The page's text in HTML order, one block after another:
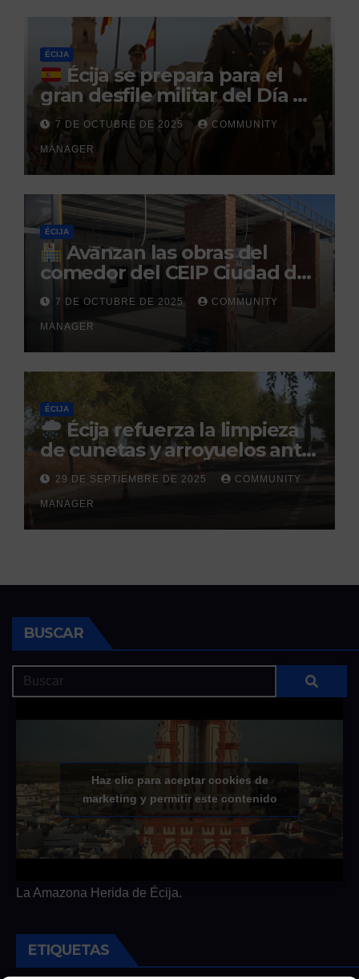
penitenciario
ÉCIJA
Écija se prepara para el
gran desfile militar del Día de
la Hispanidad organizado por
el Centro Militar de Cría
Caballar
7 DE OCTUBRE DE 2025 COMMUNITY
MANAGER
ÉCIJA
Avanzan las obras del
comedor del CEIP Ciudad del
Sol: su finalización está
prevista para finales de 2025
7 DE OCTUBRE DE 2025 COMMUNITY
MANAGER
ÉCIJA
Écija refuerza la limpieza
de cunetas y arroyuelos ante
la llegada de las lluvias
otoñales
29 DE SEPTIEMBRE DE 2025 COMMUNITY
MANAGER
BUSCAR
Haz clic para aceptar cookies de
marketing y permitir este contenido
La Amazona Herida de Écija.
ETIQUETAS